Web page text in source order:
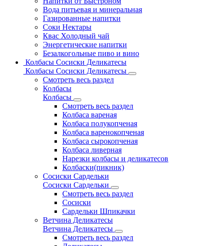
Вода питьевая и минеральная
Газированные напитки
Соки Нектары
Квас Холодный чай
Энергетические напитки
Безалкогольные пиво и вино
Колбасы Сосиски Деликатесы
Колбасы Сосиски Деликатесы
Смотреть весь раздел
Колбасы
Колбасы
Смотреть весь раздел
Колбаса вареная
Колбаса полукопченая
Колбаса варенокопченая
Колбаса сырокопченая
Колбаса ливерная
Нарезки колбасы и деликатесов
Колбаски(пикник)
Сосиски Сардельки
Сосиски Сардельки
Смотреть весь раздел
Сосиски
Сардельки Шпикачки
Ветчина Деликатесы
Ветчина Деликатесы
Смотреть весь раздел